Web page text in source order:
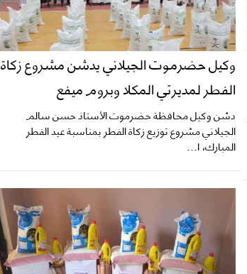
وكيل حضرموت الجيلاني يدشن مشروع زكاة
الفطر لمديرتي المكلا وبروم ميفع
دشن وكيل محافظة حضرموت الأستاذ حسن سالم
الجيلاني مشروع توزيع زكاة الفطر بمناسبة عيد الفطر
المبارك، ا...